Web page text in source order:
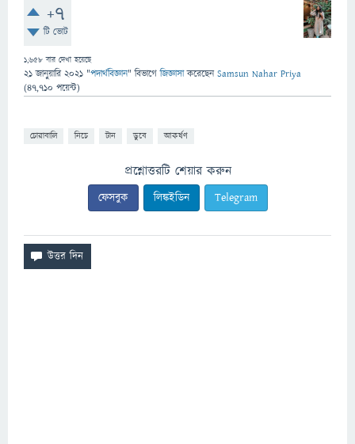
+7
টি ভোট
1,658 বার দেখা হয়েছে
21 জানুয়ারি 2021 "পদার্থবিজ্ঞান" বিভাগে জিজ্ঞাসাকরেছেনSamsun Nahar Priya
(47,710 পয়েন্ট)
চোরাবালি নিচে টান ডুবে আকর্ষণ
প্রশ্নোত্তরটি শেয়ার করুন
ফেসবুক লিঙ্কইডিন Telegram